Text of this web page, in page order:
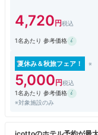
２、操舵輪の鏡や冷蔵庫
３、ベッドは低反発型
４、ホテルの敷地にある
５、ベッドヘッド周りに
６、スタッフはとてもし
もしっかりくれた。
７、館内温泉が気持ちい
８、トイレの便座が大き
4,720
1名あたり 参考価格
夏休み＆秋旅フェア！
5,000
1名あたり 参考価格
※対象施設のみ